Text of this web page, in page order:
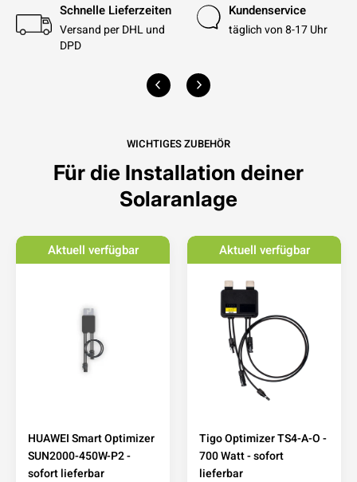
Schnelle Lieferzeiten
Versand per DHL und
DPD
Kundenservice
täglich von 8-17 Uhr
WICHTIGES ZUBEHÖR
Für die Installation deiner
Solaranlage
Aktuell verfügbar
HUAWEI Smart Optimizer
SUN2000-450W-P2 -
sofort lieferbar
Aktuell verfügbar
Tigo Optimizer TS4-A-O -
700 Watt - sofort
lieferbar